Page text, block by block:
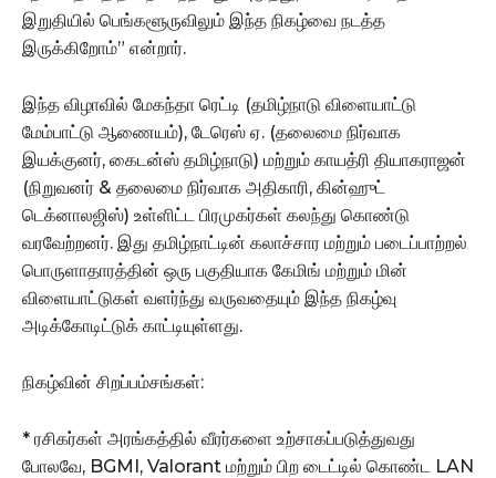
இறுதியில் பெங்களூருவிலும் இந்த நிகழ்வை நடத்த
இருக்கிறோம்” என்றார்.
இந்த விழாவில் மேகந்தா ரெட்டி (தமிழ்நாடு விளையாட்டு
மேம்பாட்டு ஆணையம்), டேரெஸ் ஏ. (தலைமை நிர்வாக
இயக்குனர், கைடன்ஸ் தமிழ்நாடு) மற்றும் காயத்ரி தியாகராஜன்
(நிறுவனர் & தலைமை நிர்வாக அதிகாரி, கின்ஹுட்
டெக்னாலஜிஸ்) உள்ளிட்ட பிரமுகர்கள் கலந்து கொண்டு
வரவேற்றனர். இது தமிழ்நாட்டின் கலாச்சார மற்றும் படைப்பாற்றல்
பொருளாதாரத்தின் ஒரு பகுதியாக கேமிங் மற்றும் மின்
விளையாட்டுகள் வளர்ந்து வருவதையும் இந்த நிகழ்வு
அடிக்கோடிட்டுக் காட்டியுள்ளது.
நிகழ்வின் சிறப்பம்சங்கள்:
* ரசிகர்கள் அரங்கத்தில் வீரர்களை உற்சாகப்படுத்துவது
போலவே, BGMI, Valorant மற்றும் பிற டைட்டில் கொண்ட LAN